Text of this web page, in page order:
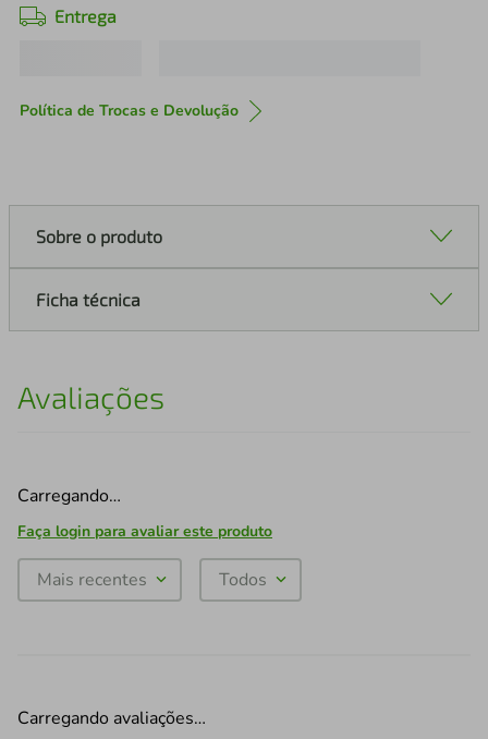
Entrega
Política de Trocas e Devolução
Sobre o produto
Ficha técnica
Avaliações
Carregando…
Faça login para avaliar este produto
Mais recentes Todos
Carregando avaliações…